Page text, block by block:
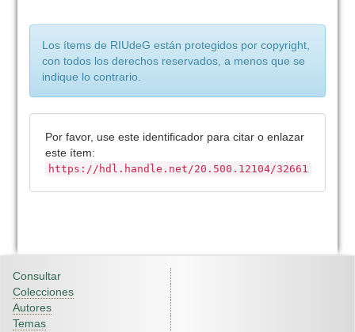
Los ítems de RIUdeG están protegidos por copyright,
con todos los derechos reservados, a menos que se
indique lo contrario.
Por favor, use este identificador para citar o enlazar
este ítem:
https://hdl.handle.net/20.500.12104/32661
Consultar
Colecciones
Autores
Temas